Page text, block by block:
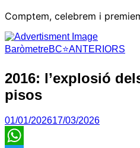
Comptem, celebrem i
BaròmetreBC⭐ANTERIORS
2016: l’explosió
pisos
01/01/202617/03/2026